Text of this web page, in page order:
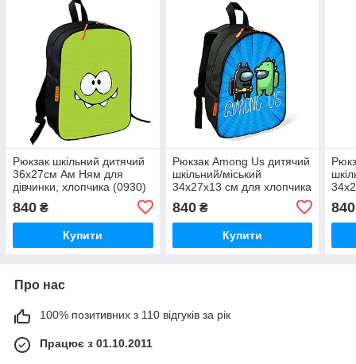
Рюкзак шкільний дитячий
36х27см Ам Ням для
дівчинки, хлопчика (0930)
840 ₴
Купити
Рюкзак Among Us дитячий
шкільний/міський
34х27х13 см для хлопчика
840₴
Купити
840
Про нас
100% позитивних з 110 відгуків за рік
Працює з 01.10.2011